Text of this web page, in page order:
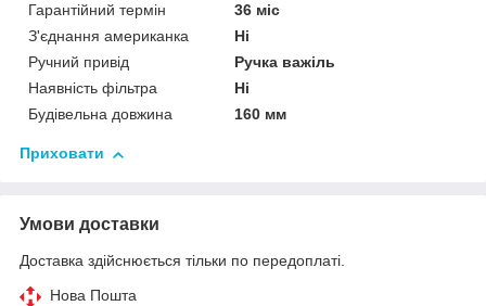
Гарантійний термін
36 міс
З'єднання американка
Ні
Ручний привід
Ручка важіль
Наявність фільтра
Ні
Будівельна довжина
160 мм
Приховати
Умови доставки
Доставка здійснюється тільки по передоплаті.
Нова Пошта